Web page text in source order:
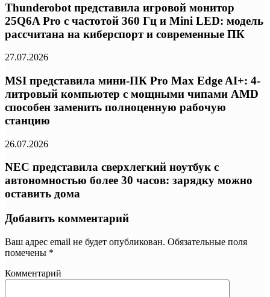
Thunderobot представила игровой монитор
25Q6A Pro с частотой 360 Гц и Mini LED: модель
рассчитана на киберспорт и современные ПК
27.07.2026
MSI представила мини-ПК Pro Max Edge AI+: 4-
литровый компьютер с мощными чипами AMD
способен заменить полноценную рабочую
станцию
26.07.2026
NEC представила сверхлегкий ноутбук с
автономностью более 30 часов: зарядку можно
оставить дома
Добавить комментарий
Ваш адрес email не будет опубликован. Обязательные поля
помечены *
Комментарий